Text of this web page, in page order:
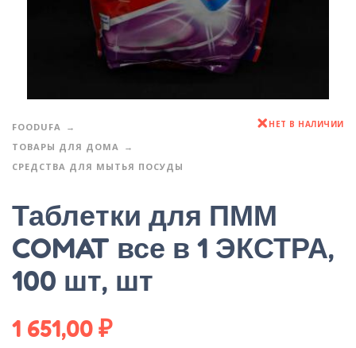
FOODUFA
ТОВАРЫ ДЛЯ ДОМА
СРЕДСТВА ДЛЯ МЫТЬЯ ПОСУДЫ
НЕТ В НАЛИЧИИ
Таблетки для ПММ
COMAT все в 1 ЭКСТРА,
100 шт, шт
1 651,00₽